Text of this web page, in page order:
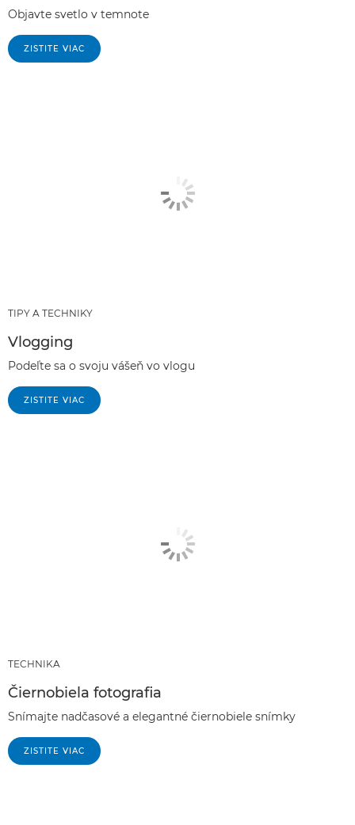
Objavte svetlo v temnote
ZISTITE VIAC
TIPY A TECHNIKY
Vlogging
Podeľte sa o svoju vášeň vo vlogu
ZISTITE VIAC
TECHNIKA
Čiernobiela fotografia
Snímajte nadčasové a elegantné čiernobiele snímky
ZISTITE VIAC